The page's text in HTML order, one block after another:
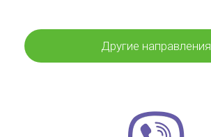
Другие направления